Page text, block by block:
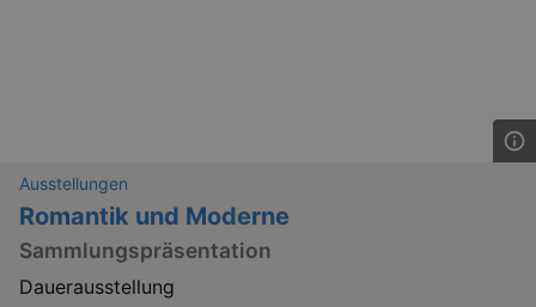
Ausstellungen
Romantik und Moderne
Sammlungspräsentation
Dauerausstellung